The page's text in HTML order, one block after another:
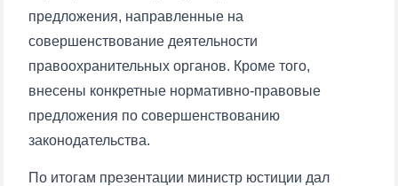
Ваше имя и фамилия
предложения, направленные на
совершенствование деятельности
правоохранительных органов. Кроме того,
внесены конкретные нормативно-правовые
предложения по совершенствованию
законодательства.
По итогам презентации министр юстиции дал